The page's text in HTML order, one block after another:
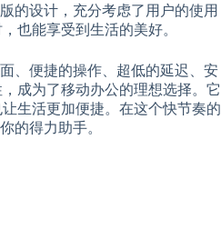
的设计，充分考虑了用户的使用
也能享受到生活的美好。
、便捷的操作、超低的延迟、安
成为了移动办公的理想选择。它
生活更加便捷。在这个快节奏的
的得力助手。